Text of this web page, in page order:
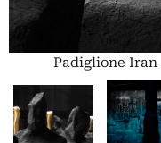
Padiglione Iran